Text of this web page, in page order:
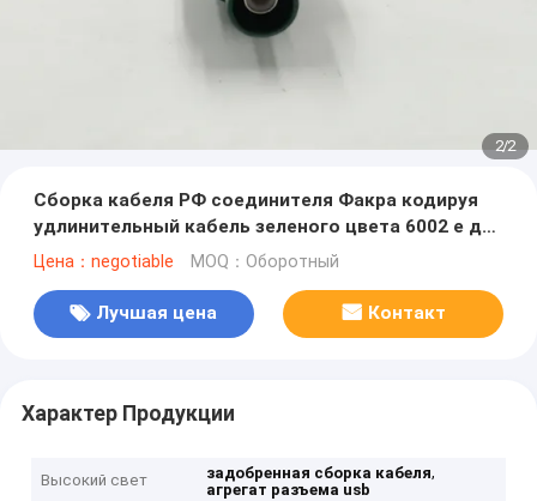
1/2
Сборка кабеля РФ соединителя Факра кодируя
удлинительный кабель зеленого цвета 6002 е для
телевидения
Цена：negotiable MOQ：Оборотный
Лучшая цена Контакт
Характер Продукции
Высокий свет задобренная сборка кабеля,
агрегат разъема usb